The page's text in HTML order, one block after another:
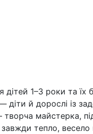
1–3 роки та
діти й дорослі із
майстерка,
тепло, весело